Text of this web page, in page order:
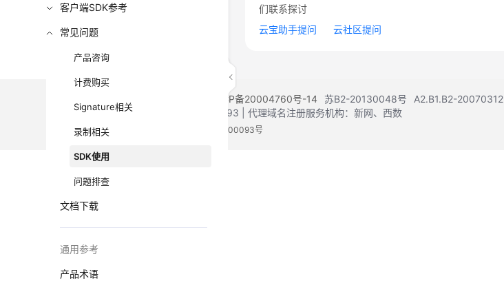
客户端SDK参考
常见问题
产品咨询
计费购买
Signature相关
录制相关
SDK使用
问题排查
文档下载
通用参考
产品术语
们联系探讨
云宝助手提问
云社区提问
黔ICP备20004760号-14 苏B2-20130048号
A2.B1.B2-20070312
增值电信业务经营许可证：B1.B2-20200593 | 代理域名注册服务机构：新网、西数
电子营业执照 贵公网安备 52990002000093号